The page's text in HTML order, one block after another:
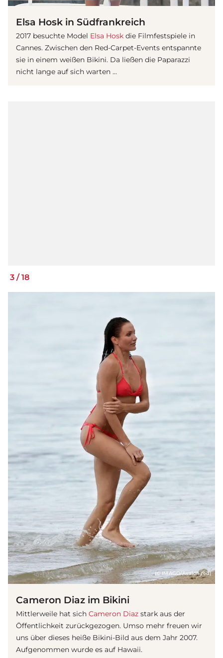
Elsa Hosk in Südfrankreich
2017 besuchte Model Elsa Hosk die Filmfestspiele in
Cannes. Zwischen den Red-Carpet-Events entspannte
sie in einem weißen Bikini. Da ließen die Paparazzi
nicht lange auf sich warten ...
3 /18
(© IMAGO/Avalon.red)
Cameron Diaz im Bikini
Mittlerweile hat sich Cameron Diaz stark aus der
Öffentlichkeit zurückgezogen. Umso mehr freuen wir
uns über dieses heiße Bikini-Bild aus dem Jahr 2007.
Aufgenommen wurde es auf Hawaii.